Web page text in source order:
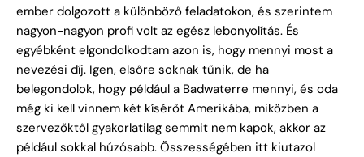
ember dolgozott a különböző feladatokon, és szerintem
nagyon-nagyon profi volt az egész lebonyolítás. És
egyébként elgondolkodtam azon is, hogy mennyi most a
nevezési díj. Igen, elsőre soknak tűnik, de ha
belegondolok, hogy például a Badwaterre mennyi, és oda
még ki kell vinnem két kísérőt Amerikába, miközben a
szervezőktől gyakorlatilag semmit nem kapok, akkor az
például sokkal húzósabb. Összességében itt kiutazol